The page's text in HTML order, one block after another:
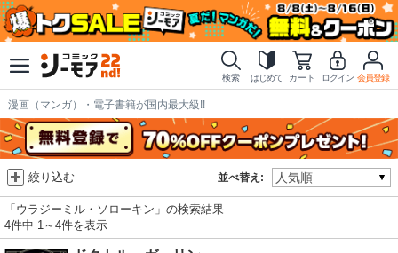
検索 はじめて カート ログイン 会員登録
漫画（マンガ）・電子書籍が国内最大級!!
並べ替え:
絞り込む
「ウラジーミル・ソローキン」の検索結果
4件中 1～4件を表示